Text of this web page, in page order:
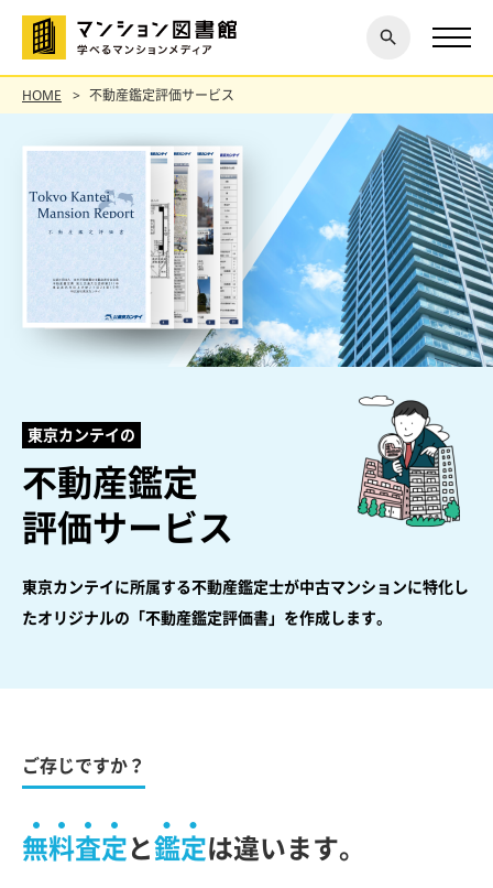
探す
閉じ
る
HOME 不動産鑑定評価サービス
東京カンテイの
不動産鑑定
評価サービス
東京カンテイに所属する不動産鑑定士が中古マンションに特化し
たオリジナルの「不動産鑑定評価書」を作成します。
ご存じですか？
無料査定と鑑定は違います。